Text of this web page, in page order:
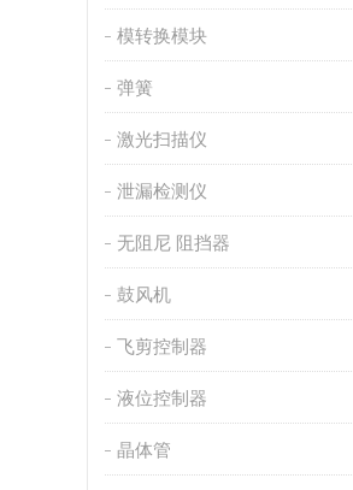
模转换模块
弹簧
激光扫描仪
泄漏检测仪
无阻尼 阻挡器
鼓风机
飞剪控制器
液位控制器
晶体管